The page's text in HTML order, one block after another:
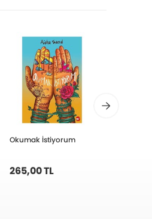
Okumak İstiyorum
265,00 TL